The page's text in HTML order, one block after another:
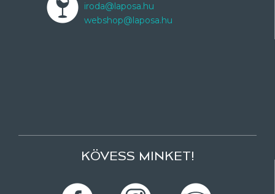
iroda@laposa.hu
webshop@laposa.hu
KÖVESS MINKET!